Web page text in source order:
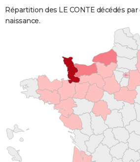
Répartition des LE CONTE décédés
naissance.